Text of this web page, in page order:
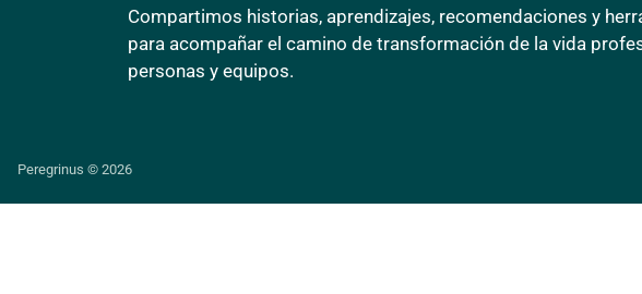
Compartimos historias, aprendizajes, recomendaciones y
para acompañar el camino de transformación de la vida
personas y equipos.
Peregrinus © 2026